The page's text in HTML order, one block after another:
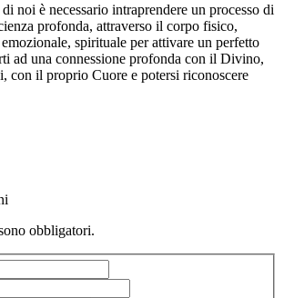
noi è necessario intraprendere un processo di
profonda, attraverso il corpo fisico,
spirituale per attivare un perfetto
ad una connessione profonda con il Divino,
con il proprio Cuore e potersi riconoscere
obbligatori.